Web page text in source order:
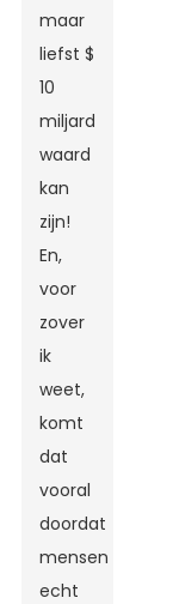
maar
liefst $
10
miljard
waard
kan
zijn!
En,
voor
zover
ik
weet,
komt
dat
vooral
doordat
mensen
echt